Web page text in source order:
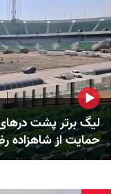
لیگ برتر پشت
حمایت از شاهزاده